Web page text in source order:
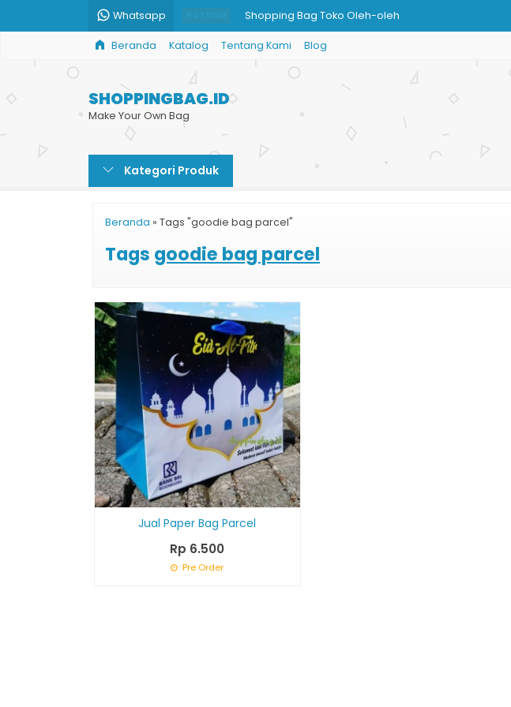
Whatsapp Shopping Bag Toko Oleh-oleh
Paper Bag Hitam
Tas Kertas Unik
Custom Shopping Bag Murah
Beranda Katalog Tentang Kami Blog
SHOPPINGBAG.ID
Make Your Own Bag
Kategori Produk
Beranda » Tags "goodie bag parcel"
Tags goodie bag parcel
Jual Paper Bag Parcel
Rp 6.500
Pre Order